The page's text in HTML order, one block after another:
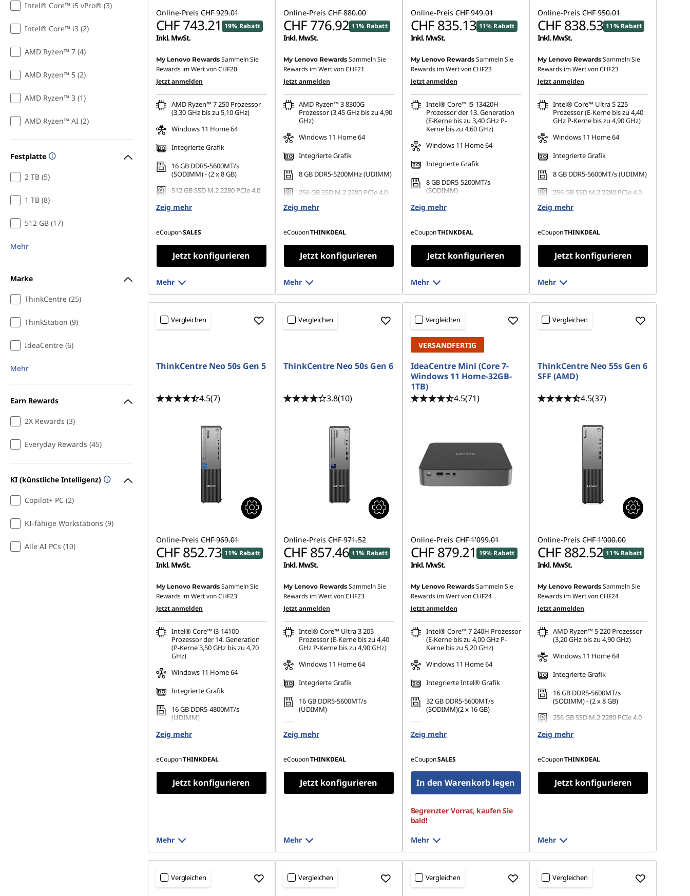
Intel® Core™ i5 vPro® (3)
Intel® Core™ i3 (2)
AMD Ryzen™ 7 (4)
AMD Ryzen™ 5 (2)
AMD Ryzen™ 3 (1)
AMD Ryzen™ AI (2)
Festplatte
2 TB (5)
1 TB (8)
512 GB (17)
Mehr
Marke
ThinkCentre (25)
ThinkStation (9)
IdeaCentre (6)
Mehr
Earn Rewards
2X Rewards (3)
Everyday Rewards (45)
KI (künstliche Intelligenz)
Copilot+ PC (2)
KI-fähige Workstations (9)
Alle AI PCs (10)
Online-Preis CHF 929.01
CHF 743.21 19% Rabatt
Inkl. MwSt.
My Lenovo Rewards Sammeln Sie
Rewards im Wert vonCHF20
Jetzt anmelden
AMD Ryzen™ 7 250 Prozessor
(3,30 GHz bis zu 5,10 GHz)
Windows 11 Home 64
Integrierte Grafik
16 GB DDR5-5600MT/s
(SODIMM) - (2 x 8 GB)
512 GB SSD M.2 2280 PCIe 4.0
Zeig mehr
eCouponSALES
Jetzt konfigurieren
Mehr
Online-Preis CHF 880.00
CHF 776.92 11% Rabatt
Inkl. MwSt.
My Lenovo Rewards Sammeln Sie
Rewards im Wert vonCHF21
Jetzt anmelden
AMD Ryzen™ 3 8300G
Prozessor (3,45 GHz bis zu 4,90
GHz)
Windows 11 Home 64
Integrierte Grafik
8 GB DDR5-5200MHz (UDIMM)
256 GB SSD M.2 2280 PCIe 4.0
Zeig mehr
eCouponTHINKDEAL
Jetzt konfigurieren
Mehr
Online-Preis CHF 949.01
CHF 835.13 11% Rabatt
Inkl. MwSt.
My Lenovo Rewards Sammeln Sie
Rewards im Wert vonCHF23
Jetzt anmelden
Intel® Core™ i5-13420H
Prozessor der 13. Generation
(E-Kerne bis zu 3,40 GHz P-
Kerne bis zu 4,60 GHz)
Windows 11 Home 64
Integrierte Grafik
8 GB DDR5-5200MT/s
(SODIMM)
256 GB SSD M.2 2280 PCIe 4.0
Zeig mehr
eCouponTHINKDEAL
Jetzt konfigurieren
Mehr
Online-Preis CHF 950.01
CHF 838.53 11% Rabatt
Inkl. MwSt.
My Lenovo Rewards Sammeln Sie
Rewards im Wert vonCHF23
Jetzt anmelden
Intel® Core™ Ultra 5 225
Prozessor (E-Kerne bis zu 4,40
GHz P-Kerne bis zu 4,90 GHz)
Windows 11 Home 64
Integrierte Grafik
8 GB DDR5-5600MT/s (UDIMM)
256 GB SSD M.2 2280 PCIe 4.0
Zeig mehr
eCouponTHINKDEAL
Jetzt konfigurieren
Mehr
Vergleichen
ThinkCentre Neo 50s Gen 5
4.5(7)
Online-Preis CHF 969.01
CHF 852.73 11% Rabatt
Inkl. MwSt.
My Lenovo Rewards Sammeln Sie
Rewards im Wert vonCHF23
Jetzt anmelden
Intel® Core™ i3-14100
Prozessor der 14. Generation
(P-Kerne 3,50 GHz bis zu 4,70
GHz)
Windows 11 Home 64
Integrierte Grafik
16 GB DDR5-4800MT/s
(UDIMM)
256 GB SSD M.2 2280 PCIe 4.0
Zeig mehr
eCouponTHINKDEAL
Jetzt konfigurieren
Mehr
Vergleichen
ThinkCentre Neo 50s Gen 6
3.8(10)
Online-Preis CHF 971.52
CHF 857.46 11% Rabatt
Inkl. MwSt.
My Lenovo Rewards Sammeln Sie
Rewards im Wert vonCHF23
Jetzt anmelden
Intel® Core™ Ultra 3 205
Prozessor (E-Kerne bis zu 4,40
GHz P-Kerne bis zu 4,90 GHz)
Windows 11 Home 64
Integrierte Grafik
16 GB DDR5-5600MT/s
(UDIMM)
TLC Opal
Zeig mehr
eCouponTHINKDEAL
Jetzt konfigurieren
Mehr
Vergleichen
VERSANDFERTIG
IdeaCentre Mini (Core 7-
Windows 11 Home-32GB-
1TB)
4.5(71)
Online-Preis CHF 1'099.01
CHF 879.21 19% Rabatt
Inkl. MwSt.
My Lenovo Rewards Sammeln Sie
Rewards im Wert vonCHF24
Jetzt anmelden
Intel® Core™ 7 240H Prozessor
(E-Kerne bis zu 4,00 GHz P-
Kerne bis zu 5,20 GHz)
Windows 11 Home 64
Integrierte Intel® Grafik
32 GB DDR5-5600MT/s
(SODIMM)(2 x 16 GB)
Zeig mehr
eCouponSALES
In den Warenkorb legen
Begrenzter Vorrat, kaufen Sie
bald!
Mehr
Vergleichen
ThinkCentre Neo 55s Gen 6
SFF (AMD)
4.5(37)
Online-Preis CHF 1'000.00
CHF 882.52 11% Rabatt
Inkl. MwSt.
My Lenovo Rewards Sammeln Sie
Rewards im Wert vonCHF24
Jetzt anmelden
AMD Ryzen™ 5 220 Prozessor
(3,20 GHz bis zu 4,90 GHz)
Windows 11 Home 64
Integrierte Grafik
16 GB DDR5-5600MT/s
(SODIMM) - (2 x 8 GB)
256 GB SSD M.2 2280 PCIe 4.0
Zeig mehr
eCouponTHINKDEAL
Jetzt konfigurieren
Mehr
Vergleichen Vergleichen Vergleichen Vergleichen